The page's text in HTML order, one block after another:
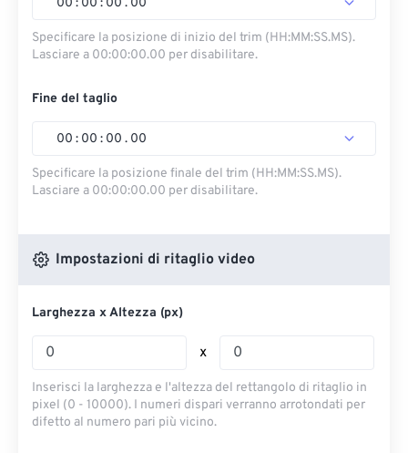
Specificare la posizione di inizio del trim (HH:MM:SS.MS).
Lasciare a 00:00:00.00 per disabilitare.
Fine del taglio
00 : 00 : 00 . 00
Specificare la posizione finale del trim (HH:MM:SS.MS).
Lasciare a 00:00:00.00 per disabilitare.
Impostazioni di ritaglio video
Larghezza x Altezza (px)
x
Inserisci la larghezza e l'altezza del rettangolo di ritaglio in
pixel (0 - 10000). I numeri dispari verranno arrotondati per
difetto al numero pari più vicino.